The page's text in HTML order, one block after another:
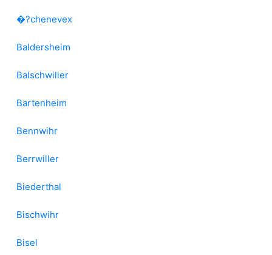
�?chenevex
Baldersheim
Balschwiller
Bartenheim
Bennwihr
Berrwiller
Biederthal
Bischwihr
Bisel